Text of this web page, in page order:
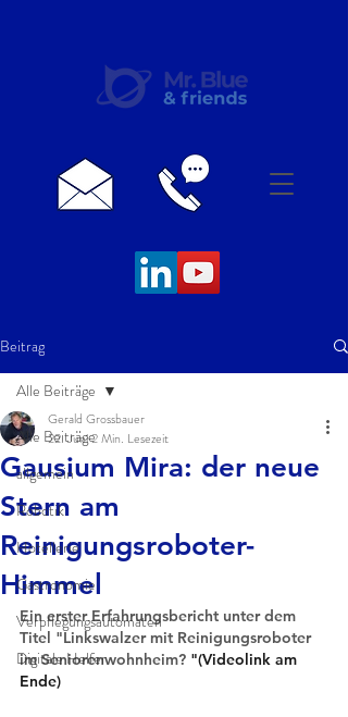
Beitrag
Alle Beiträge
allgemein
Robotik
Hotellerie
Gastronomie
Verpflegungsautomaten
Digitale Helfer
Alle Beiträge
Gausium Mira: der neue
Stern am
Reinigungsroboter-
Himmel
Gerald Grossbauer
22. Juni2 Min. Lesezeit
Ein erster Erfahrungsbericht unter dem
Titel "Linkswalzer mit Reinigungsroboter
im Seniorenwohnheim? "(Videolink am
Ende)